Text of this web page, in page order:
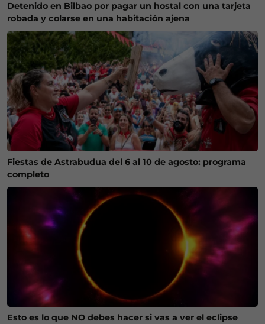
Detenido en Bilbao por pagar un hostal con una tarjeta
robada y colarse en una habitación ajena
Fiestas de Astrabudua del 6 al 10 de agosto: programa
completo
Esto es lo que NO debes hacer si vas a ver el eclipse